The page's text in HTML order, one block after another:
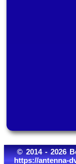
© 2014 - 2026
https://antenna-